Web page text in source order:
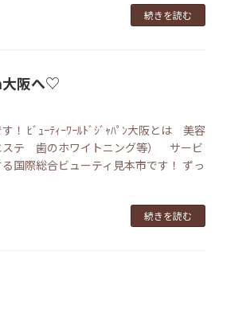
続きを読む
大阪へ♡
！ ﾋﾞｭｰﾃｨｰﾜｰﾙﾄﾞｼﾞｬﾊﾟﾝ大阪とは 美容
テ 歯のホワイトニング等） サービ
際総合ビューティ見本市です！ ずっ
続きを読む